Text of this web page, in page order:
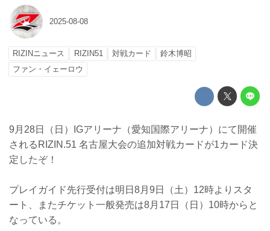
2025-08-08
RIZINニュース RIZIN51 対戦カード
鈴木博昭
ファン・イェーロウ
9月28日（日）IGアリーナ（愛知国際アリーナ）にて開催
されるRIZIN.51 名古屋大会の追加対戦カードが1カード決
定したぞ！
プレイガイド先行受付は明日8月9日（土）12時よりスタ
ート、またチケット一般発売は8月17日（日）10時からと
なっている。